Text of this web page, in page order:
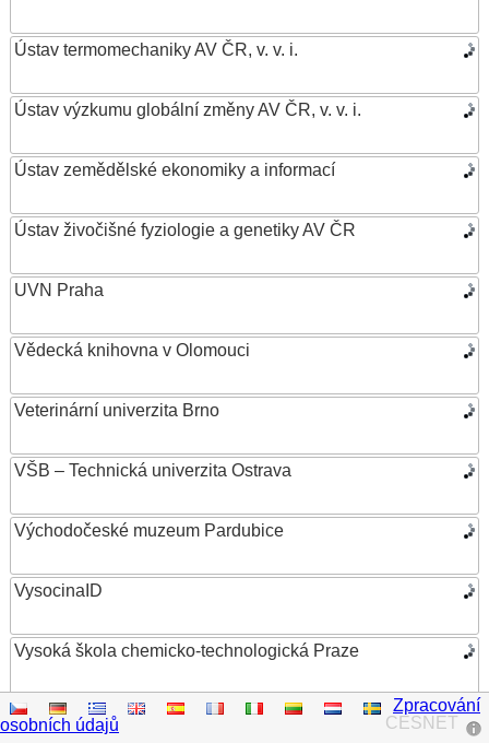
Ústav termomechaniky AV ČR, v. v. i.
Ústav výzkumu globální změny AV ČR, v. v. i.
Ústav zemědělské ekonomiky a informací
Ústav živočišné fyziologie a genetiky AV ČR
UVN Praha
Vědecká knihovna v Olomouci
Veterinární univerzita Brno
VŠB – Technická univerzita Ostrava
Východočeské muzeum Pardubice
VysocinaID
Vysoká škola chemicko-technologická Praze
Vysoká škola ekonomická v Praze
CESNET
Zpracování
osobních údajů